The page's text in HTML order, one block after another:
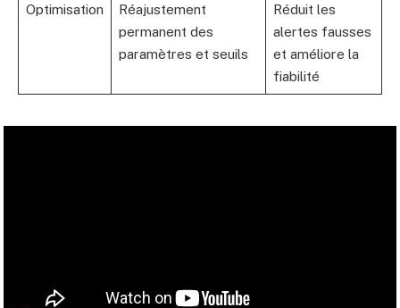
Optimisation
Réajustement
permanent des
paramètres et seuils
Réduit les
alertes fausses
et améliore la
fiabilité